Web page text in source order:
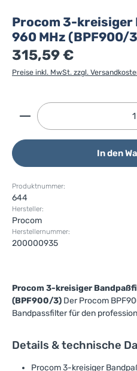
Procom 3-
960 MHz (BPF900/
315,59 €
Preise inkl. MwSt. zzgl.
Produkt Anzahl: Gib
In den
Produktnummer:
644
Hersteller:
Procom
Herstellernummer:
200000935
Procom 3-kreisiger
(BPF900/3) Der Procom
Bandpassfilter für den
Details & technische
Procom 3-kreisiger